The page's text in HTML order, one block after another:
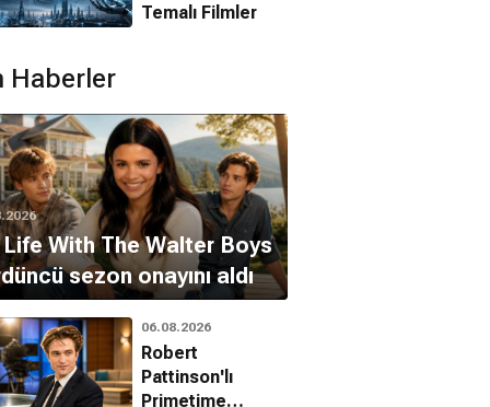
Temalı Filmler
Haberler
With The Walter Boys
sezon onayını aldı
06.08.2026
Robert
Pattinson'lı
Primetime